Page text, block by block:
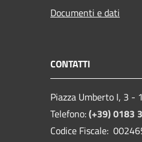
Documenti e dati
CONTATTI
Piazza Umberto I, 3 -
Telefono:(+39) 0183
Codice Fiscale: